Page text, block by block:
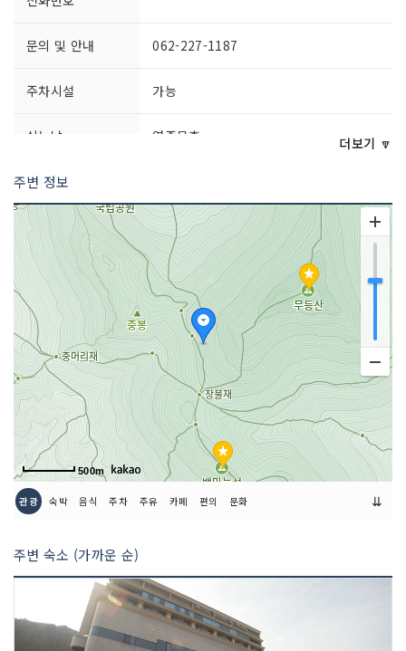
문의 및 안내 062-227-1187
주차시설 가능
쉬는날 연중무휴
이용시간
- 하절기 (4월~10월) 04:00~17:00
더보기 🔽
주변 정보
500m
관광 숙박 음식 주차 주유 카페 편의 문화 ⇊
주변 숙소 (가까운 순)